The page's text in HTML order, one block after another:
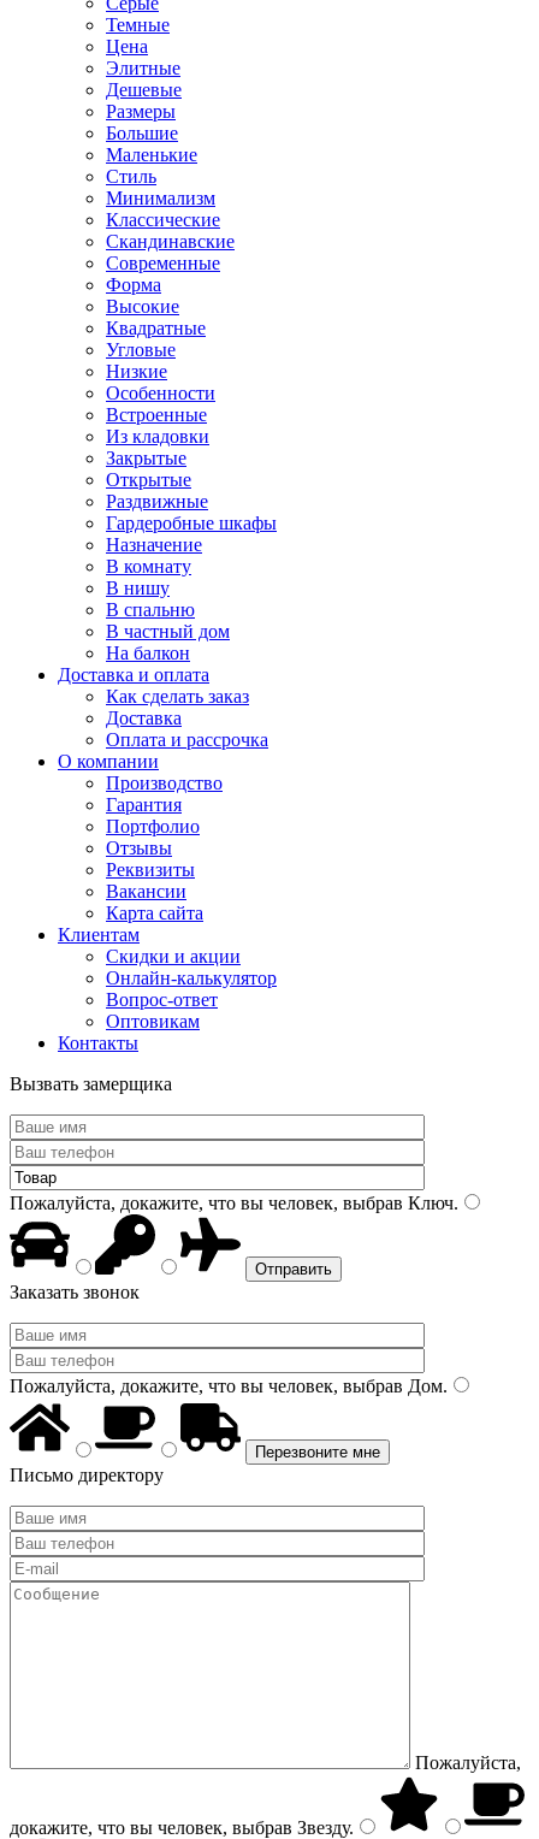
Темные
Цена
Элитные
Дешевые
Размеры
Большие
Маленькие
Стиль
Минимализм
Классические
Скандинавские
Современные
Форма
Высокие
Квадратные
Угловые
Низкие
Особенности
Встроенные
Из кладовки
Закрытые
Открытые
Раздвижные
Гардеробные шкафы
Назначение
В комнату
В нишу
В спальню
В частный дом
На балкон
Доставка и оплата
Как сделать заказ
Доставка
Оплата и рассрочка
О компании
Производство
Гарантия
Портфолио
Отзывы
Реквизиты
Вакансии
Карта сайта
Клиентам
Скидки и акции
Онлайн-калькулятор
Вопрос-ответ
Оптовикам
Контакты
Вызвать замерщика
Пожалуйста, докажите, что вы человек, выбрав Ключ.
Заказать звонок
Пожалуйста, докажите, что вы человек, выбрав Дом.
Письмо директору
Пожалуйста,
докажите, что вы человек, выбрав Звезду.